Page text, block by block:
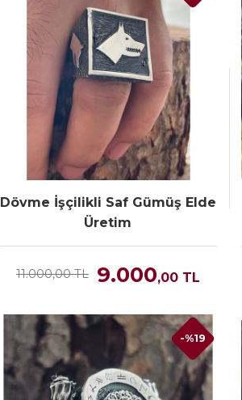
Dövme İşçilikli Saf Gümüş Elde
Üretim
11.000,00 TL 9.000,00TL
-%19